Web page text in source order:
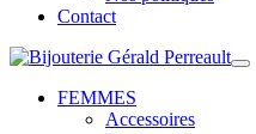
Contact
FEMMES
Accessoires